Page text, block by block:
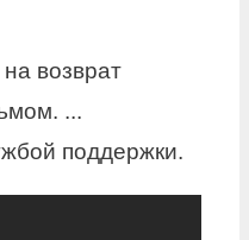
возврат
...
поддержки.